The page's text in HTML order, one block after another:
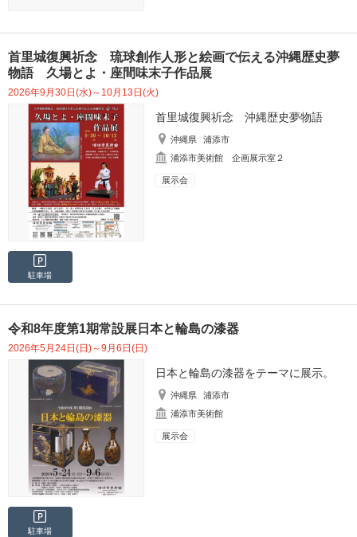
首里城復興祈念 琉球創作人形と絵画で伝える沖縄歴史夢
物語 久場とよ・座間味末子作品展
2026年9月30日(水)～10月13日(火)
首里城復興祈念 沖縄歴史夢物語
沖縄県
浦添市
浦添市美術館 企画展示室２
展示会
駐車場
令和8年度第1期常設展日本と輪島の漆器
2026年5月24日(日)～9月6日(日)
日本と輪島の漆器をテーマに展示。
沖縄県
浦添市
浦添市美術館
展示会
駐車場